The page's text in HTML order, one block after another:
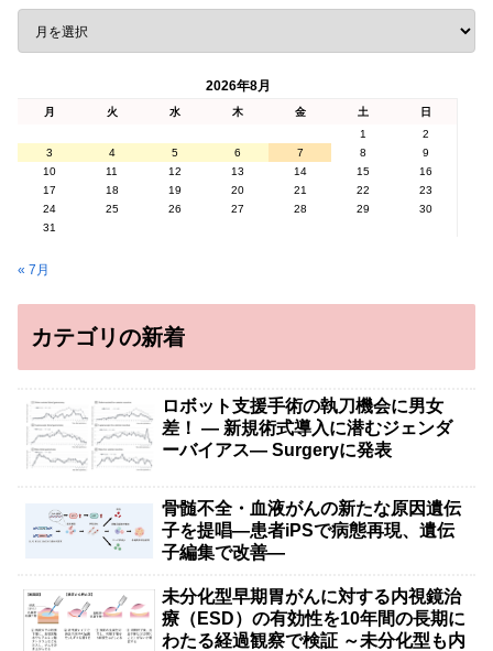
2026年8月
月 火 水 木 金 土
日
1
2
3
4 5 6 7 8
9
10
11 12 13 14 15
16
17
18 19 20 21 22
23
24
25 26 27 28 29
30
31
« 7月
カテゴリの新着
ロボット支援手術の執刀機会に男女
差！ — 新規術式導入に潜むジェンダ
ーバイアス— Surgeryに発表
骨髄不全・血液がんの新たな原因遺伝
子を提唱―患者iPSで病態再現、遺伝
子編集で改善―
未分化型早期胃がんに対する内視鏡治
療（ESD）の有効性を10年間の長期に
わたる経過観察で検証 ～未分化型も内